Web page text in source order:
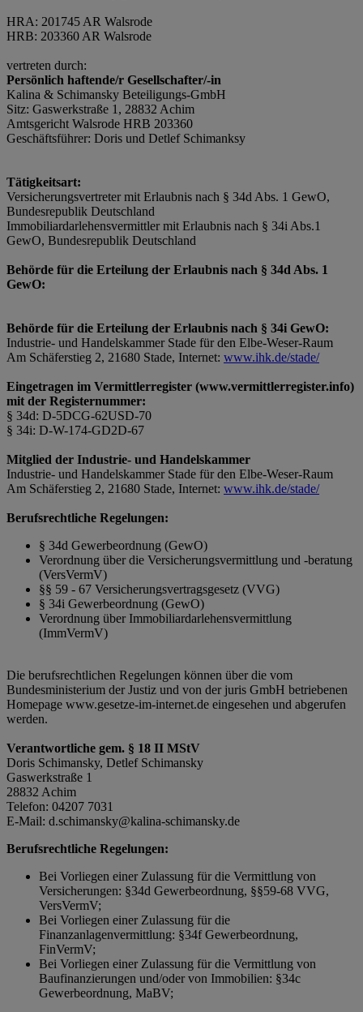
HRA: 201745 AR Walsrode
HRB: 203360 AR Walsrode
vertreten durch:
Persönlich haftende/r Gesellschafter/-in
Kalina & Schimansky Beteiligungs-GmbH
Sitz: Gaswerkstraße 1, 28832 Achim
Amtsgericht Walsrode HRB 203360
Geschäftsführer: Doris und Detlef Schimanksy
Tätigkeitsart:
Versicherungsvertreter mit Erlaubnis nach § 34d Abs. 1 GewO,
Bundesrepublik Deutschland
Immobiliardarlehensvermittler mit Erlaubnis nach § 34i Abs.1
GewO, Bundesrepublik Deutschland
Behörde für die Erteilung der Erlaubnis nach § 34d Abs. 1
GewO:
Behörde für die Erteilung der Erlaubnis nach § 34i GewO:
Industrie- und Handelskammer Stade für den Elbe-Weser-Raum
Am Schäferstieg 2, 21680 Stade, Internet: www.ihk.de/stade/
Eingetragen im Vermittlerregister (www.vermittlerregister.info)
mit der Registernummer:
§ 34d: D-5DCG-62USD-70
§ 34i: D-W-174-GD2D-67
Mitglied der Industrie- und Handelskammer
Industrie- und Handelskammer Stade für den Elbe-Weser-Raum
Am Schäferstieg 2, 21680 Stade, Internet: www.ihk.de/stade/
Berufsrechtliche Regelungen:
§ 34d Gewerbeordnung (GewO)
Verordnung über die Versicherungsvermittlung und -beratung
(VersVermV)
§§ 59 - 67 Versicherungsvertragsgesetz (VVG)
§ 34i Gewerbeordnung (GewO)
Verordnung über Immobiliardarlehensvermittlung
(ImmVermV)
Die berufsrechtlichen Regelungen können über die vom
Bundesministerium der Justiz und von der juris GmbH betriebenen
Homepage www.gesetze-im-internet.de eingesehen und abgerufen
werden.
Verantwortliche gem. § 18 II MStV
Doris Schimansky, Detlef Schimansky
Gaswerkstraße 1
28832 Achim
Telefon: 04207 7031
E-Mail: d.schimansky@kalina-schimansky.de
Berufsrechtliche Regelungen:
Bei Vorliegen einer Zulassung für die Vermittlung von
Versicherungen: §34d Gewerbeordnung, §§59-68 VVG,
VersVermV;
Bei Vorliegen einer Zulassung für die
Finanzanlagenvermittlung: §34f Gewerbeordnung,
FinVermV;
Bei Vorliegen einer Zulassung für die Vermittlung von
Baufinanzierungen und/oder von Immobilien: §34c
Gewerbeordnung, MaBV;